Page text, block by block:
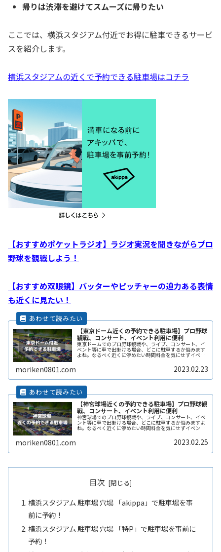
帰りは渋滞を避けてスムーズに帰りたい
ここでは、横浜スタジアム付近でお得に駐車できるサービ
スを紹介します。
横浜スタジアムの近くで予約できる駐車場はコチラ
【おすすめポケットラジオ】ラジオ実況を聞きながらプロ
野球を観戦しよう！
【おすすめ双眼鏡】バッターやピッチャーの迫力ある表情
も近くに見たい！
【東京ドーム近くの予約できる駐車場】プロ野球
観戦、コンサート、イベント利用に便利
東京ドームでのプロ野球観戦や、ライブ、コンサート、イ
ベント等に車で出掛ける場合、どこに駐車するか悩みます
よね。なるべく近くに停めたい時間料金を気にせずイベン
に入出庫がしたい帰りは渋滞を避けReadMore...
moriken0801.com 2023.02.23
【神宮球場近くの予約できる駐車場】プロ野球観
戦、コンサート、イベント利用に便利
神宮球場でのプロ野球観戦や、ライブ、コンサート、イベ
ント等に車で出掛ける場合、どこに駐車するか悩みますよ
ね。なるべく近くに停めたい時間料金を気にせずイベント
入出庫がしたい帰りは渋滞を避けてReadMore...
moriken0801.com 2023.02.25
目次
横浜スタジアム 駐車場 穴場 「akippa」で駐車場を事
前に予約！
横浜スタジアム 駐車場 穴場 「特P」で駐車場を事前に
予約！